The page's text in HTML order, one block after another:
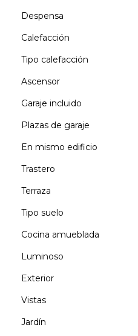
Despensa
Calefacción
Tipo calefacción
Ascensor
Garaje incluido
Plazas de garaje
En mismo edificio
Trastero
Terraza
Tipo suelo
Cocina amueblada
Luminoso
Exterior
Vistas
Jardín